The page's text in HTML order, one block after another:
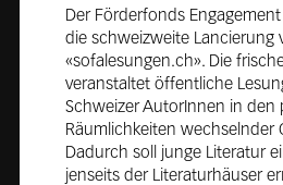
Der Förderfonds
die schweizweite Lancierung
«sofalesungen.ch». Die
veranstaltet öffentliche
Schweizer AutorInnen in den
Räumlichkeiten wechselnder
Dadurch soll junge Literatur
jenseits der Literaturhäuser